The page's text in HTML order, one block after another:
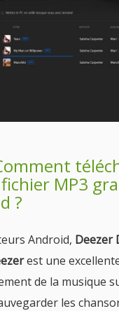
fichier MP3
?
Android, Deezer
est une
de la musique
les